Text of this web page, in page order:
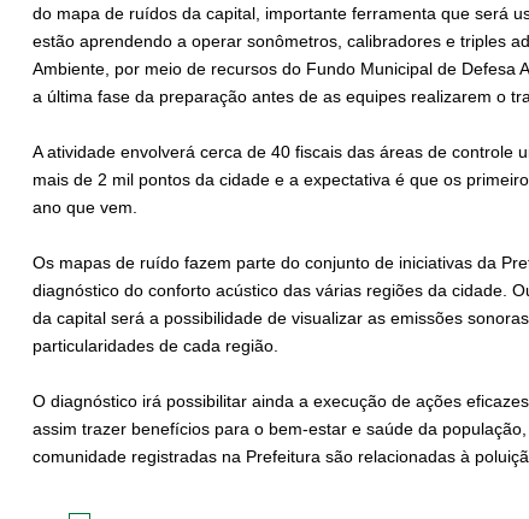
do mapa de ruídos da capital, importante ferramenta que será
estão aprendendo a operar sonômetros, calibradores e triples
Ambiente, por meio de recursos do Fundo Municipal de Defesa
a última fase da preparação antes de as equipes realizarem o
A atividade envolverá cerca de 40 fiscais das áreas de controle
mais de 2 mil pontos da cidade e a expectativa é que os
ano que vem.
Os mapas de ruído fazem parte do conjunto de iniciativas da
diagnóstico do conforto acústico das várias regiões da cidade.
da capital será a possibilidade de visualizar as emissões
particularidades de cada região.
O diagnóstico irá possibilitar ainda a execução de ações
assim trazer benefícios para o bem-estar e saúde da
comunidade registradas na Prefeitura são relacionadas à